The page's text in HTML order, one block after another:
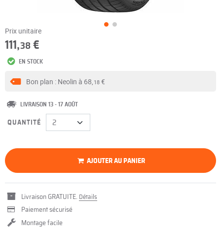
Prix unitaire
111,38 €
EN STOCK
Bon plan : Neolin à 68, 18€
LIVRAISON 13 - 17 AOÛT
QUANTITÉ
AJOUTER AU PANIER
Livraison GRATUITE. Détails
Paiement sécurisé
Montage facile